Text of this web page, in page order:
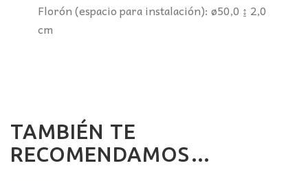
Florón (espacio para instalación): ø50,0 ↨ 2,0
cm
TAMBIÉN TE
RECOMENDAMOS…